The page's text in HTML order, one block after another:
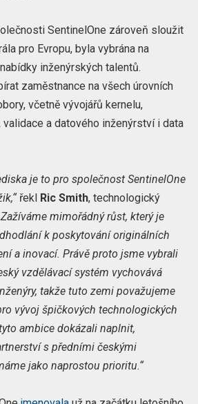
SentinelOne zároveň sloužit
pro Evropu, byla vybrána na
inženýrských talentů.
zaměstnance na všech úrovních
včetně vývojářů kernelu,
validace a datového inženýrství i data
je to pro společnost SentinelOne
řekl Ric Smith, technologický
mimořádný růst, který je
k poskytování originálních
a inovací. Právě proto jsme vybrali
vzdělávací systém vychovává
takže tuto zemi považujeme
vývoj špičkových technologických
ambice dokázali naplnit,
s předními českými
jako naprostou prioritu.“